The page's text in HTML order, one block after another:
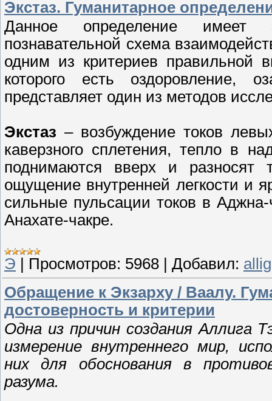
Экстаз. Гуманитарное
Данное определение имеет
познавательной схема
одним из критериев правильной
которого есть оздоровление,
представляет один из методов
Экстаз – возбуждение токов
каверзного сплетения, тепло в
поднимаются вверх и
ощущение внутренней легкости и
сильные пульсации токов в
Анахате-чакре.
Э | Просмотров: 5968 | Добавил:
Обращение к Экзарху / Ваалу.
достоверность и критерии
Одна из причин создания Аллига
измерение внутреннего мир,
них для обоснования в
разума.